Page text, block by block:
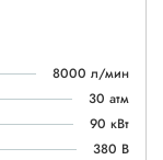
8000 л/мин
30 атм
90 кВт
380 В